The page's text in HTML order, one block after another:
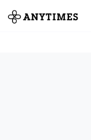
全て